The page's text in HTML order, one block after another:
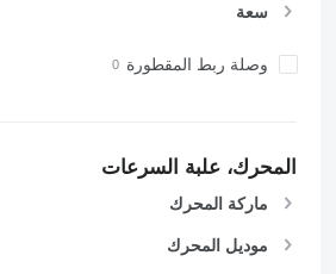
سعة
وصلة ربط المقطورة
المحرك، علبة السرعات
ماركة المحرك
موديل المحرك